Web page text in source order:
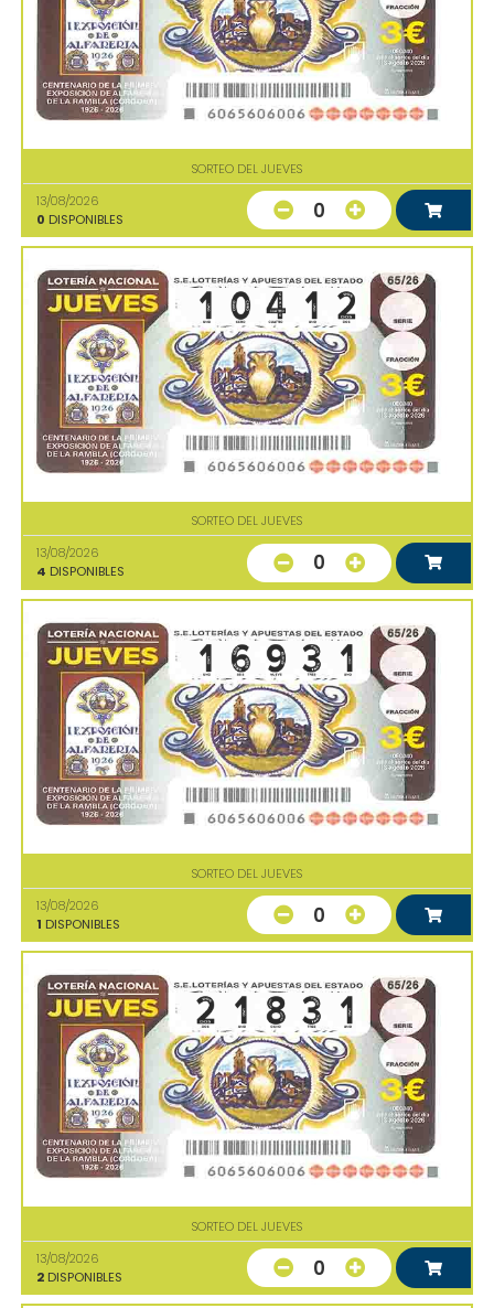
SORTEO DEL JUEVES
13/08/2026
0 DISPONIBLES 0
SORTEO DEL JUEVES
13/08/2026
4 DISPONIBLES 0
SORTEO DEL JUEVES
13/08/2026
1 DISPONIBLES 0
SORTEO DEL JUEVES
13/08/2026
2 DISPONIBLES 0